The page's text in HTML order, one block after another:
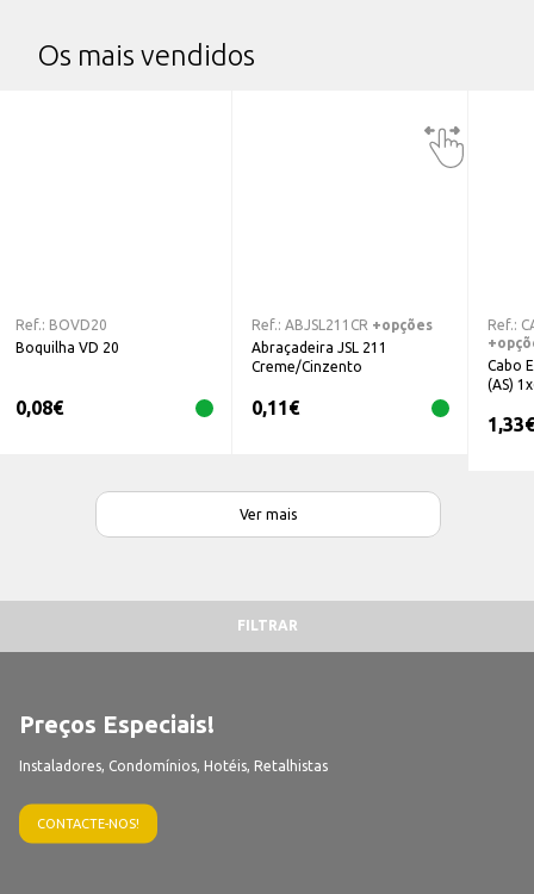
Os mais vendidos
Ref.: BOVD20
Boquilha VD 20
0,08€
Ref.: ABJSL211CR +opções
Abraçadeira JSL 211
Creme/Cinzento
0,11€
Ref.:
Cabo
(AS)
1,33€
Ver mais
FILTRAR
Preços Especiais!
Instaladores, Condomínios, Hotéis, Retalhistas
CONTACTE-NOS!